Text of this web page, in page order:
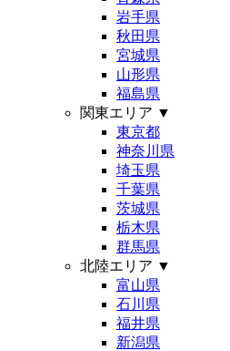
岩手県
秋田県
宮城県
山形県
福島県
関東エリア ▼
東京都
神奈川県
埼玉県
千葉県
茨城県
栃木県
群馬県
北陸エリア ▼
富山県
石川県
福井県
新潟県